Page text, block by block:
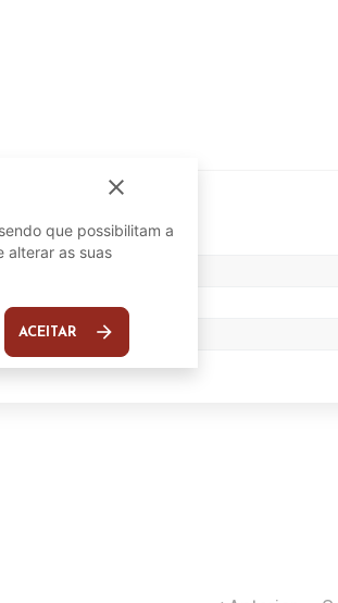
close
que possibilitam a
alterar as suas
ACEITAR arrow_forward